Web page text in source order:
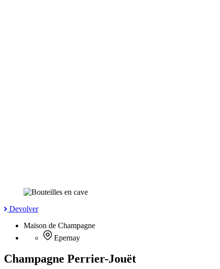
Devolver
Maison de Champagne
Epernay
Champagne Perrier-Jouët